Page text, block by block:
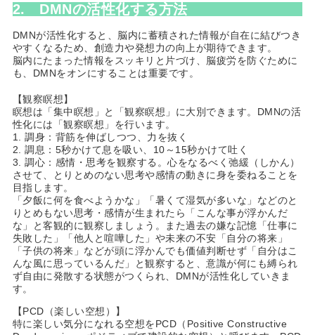
2. DMNの活性化する方法
DMNが活性化すると、脳内に蓄積された情報が自在に結びつき
やすくなるため、創造力や発想力の向上が期待できます。
脳内にたまった情報をスッキリと片づけ、脳疲労を防ぐために
も、DMNをオンにすることは重要です。
【観察瞑想】
瞑想は「集中瞑想」と「観察瞑想」に大別できます。DMNの活
性化には「観察瞑想」を行います。
1. 調身：背筋を伸ばしつつ、力を抜く
2. 調息：5秒かけて息を吸い、10～15秒かけて吐く
3. 調心：感情・思考を観察する。心をなるべく弛緩（しかん）
させて、とりとめのない思考や感情の動きに身を委ねることを
目指します。
「夕飯に何を食べようかな」「暑くて湿気が多いな」などのと
りとめもない思考・感情が生まれたら「こんな事が浮かんだ
な」と客観的に観察しましょう。また過去の嫌な記憶「仕事に
失敗した」「他人と喧嘩した」や未来の不安「自分の将来」
「子供の将来」などが頭に浮かんでも価値判断せず「自分はこ
んな風に思っているんだ」と観察すると、意識が何にも縛られ
ず自由に発散する状態がつくられ、DMNが活性化していきま
す。
【PCD（楽しい空想）】
特に楽しい気分になれる空想をPCD（Positive Constructive